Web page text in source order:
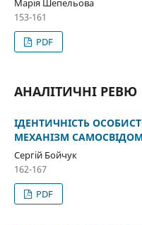
Марія Шепельова
153-161
PDF
АНАЛІТИЧНІ РЕВЮ
ІДЕНТИЧНІСТЬ
МЕХАНІЗМ
Сергій Бойчук
162-167
PDF